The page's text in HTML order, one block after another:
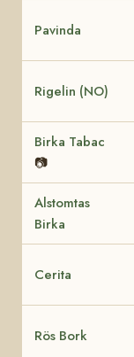
Pavinda
Rigelin (NO)
Birka Tabac
📷
Alstomtas
Birka
Cerita
Rös Bork